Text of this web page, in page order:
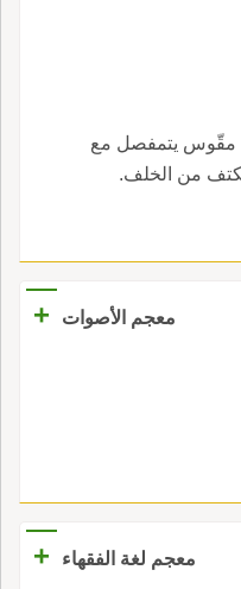
مقّوس يتمفصل مع
من الخلف.
معجم الأصوات
+
معجم لغة الفقهاء
+